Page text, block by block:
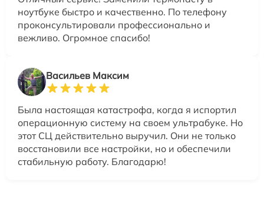
ноутбуке быстро и качественно. По телефону
проконсультировали профессионально и
вежливо. Огромное спасибо!
Васильев Максим
Была настоящая катастрофа, когда я испортил
операционную систему на своем ультрабуке. Но
этот СЦ действительно выручил. Они не только
восстановили все настройки, но и обеспечили
стабильную работу. Благодарю!